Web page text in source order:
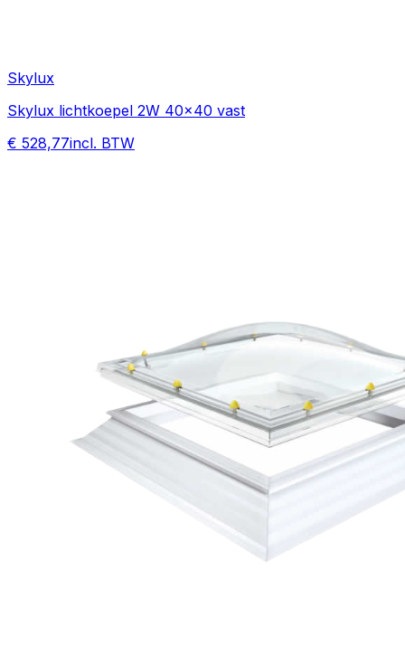
Skylux
Skylux lichtkoepel 2W 40x40 vast
€ 528,77incl. BTW